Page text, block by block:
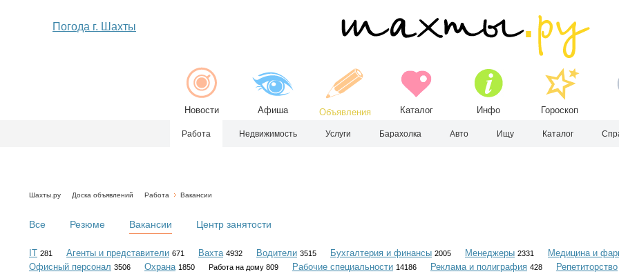
Погода г. Шахты
Новости Афиша Объявления Каталог Инфо Гороскоп
Работа Недвижимость Услуги Барахолка Авто Ищу Каталог
Шахты.ру Доска объявлений Работа Вакансии
Все Резюме Вакансии Центр занятости
IT 281 Агенты и представители 671 Вахта 4932 Водители 3515 Бухгалтерия и финансы 2005 Менеджеры 2331 Медицина и
Офисный персонал 3506 Охрана 1850 Работа на дому 809 Рабочие специальности 14186 Реклама и полиграфия 428 Репетиторство